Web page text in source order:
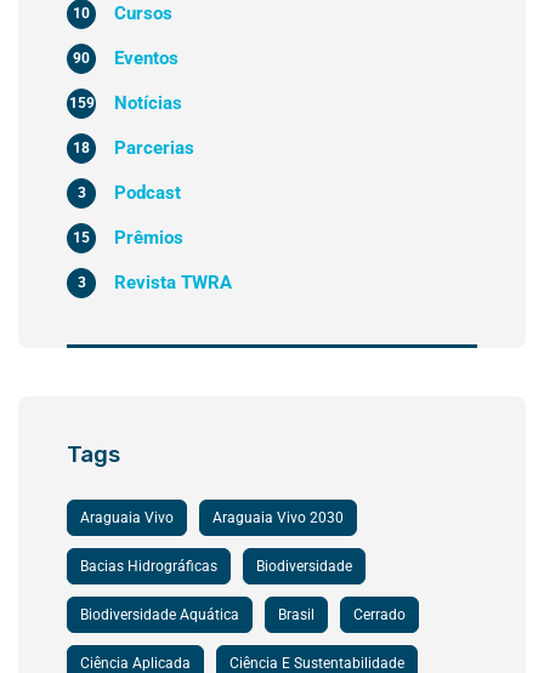
Cursos
10
Eventos
90
Notícias
159
Parcerias
18
Podcast
3
Prêmios
15
Revista TWRA
3
Tags
Araguaia Vivo Araguaia Vivo 2030
Bacias Hidrográficas Biodiversidade
Biodiversidade Aquática Brasil Cerrado
Ciência Aplicada Ciência E Sustentabilidade